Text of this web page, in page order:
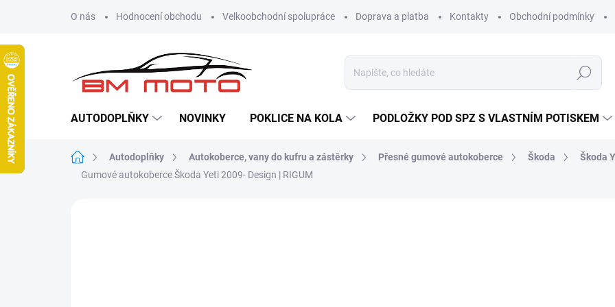
O nás Hodnocení obchodu Velkoobchodní spolupráce Doprava a platba Kontakty Obchodní podmínky
Hledat
AUTODOPLŇKY NOVINKY POKLICE NA KOLA PODLOŽKY POD SPZ S VLASTNÍM POTISKEM
Domů Autodoplňky Autokoberce, vany do kufru a zástěrky Přesné gumové autokoberce Škoda
Škoda
Gumové autokoberce Škoda Yeti 2009- Design | RIGUM